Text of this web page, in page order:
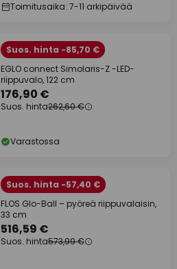
Toimitusaika: 7-11 arkipäivää
Suos. hinta -85,70 €
EGLO connect Simolaris-Z -LED-
riippuvalo, 122 cm
176,90 €
Suos. hinta262,60 €
Varastossa
Suos. hinta -57,40 €
FLOS Glo-Ball – pyöreä riippuvalaisin,
33 cm
516,59 €
Suos. hinta573,99 €